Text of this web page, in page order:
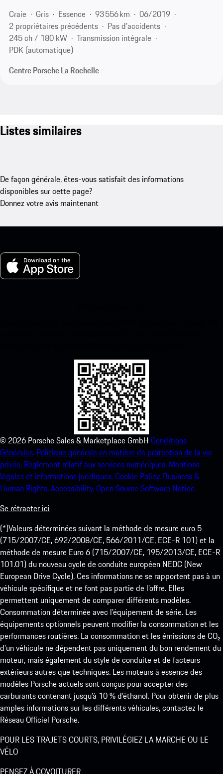
Craie
Gris Essence 93 556 km
06/2019
2 propriétaires précédents
Pas d'accidents
245 ch / 180 kW
Transmission intégrale
PDK (automatique)
Centre Porsche La Rochelle
Listes similaires
De façon générale, êtes-vous satisfait des informations
disponibles sur cette page?
Donnez votre avis maintenant
© 2026 Porsche Sales & Marketplace GmbH Conditions
Générales. Politique générale en matière de protection de la vie
privée. Règlement relatif aux services numériques. Mentions
légales et informations juridiques.Cookie Policy. Business &
Human Rights.Accessibility.Open Source Software Notice.
Se rétracter ici
(*)Valeurs déterminées suivant la méthode de mesure euro 5
(715/2007/CE, 692/2008/CE, 566/2011/CE, ECE-R 101) et la
méthode de mesure Euro 6 (715/2007/CE, 195/2013/CE, ECE-R
101.01) du nouveau cycle de conduite européen NEDC (New
European Drive Cycle). Ces informations ne se rapportent pas à un
véhicule spécifique et ne font pas partie de l’offre. Elles
permettent uniquement de comparer différents modèles.
Consommation déterminée avec l’équipement de série. Les
équipements optionnels peuvent modifier la consommation et les
performances routières. La consommation et les émissions de CO₂
d’un véhicule ne dépendent pas uniquement du bon rendement du
moteur, mais également du style de conduite et de facteurs
extérieurs autres que techniques. Les moteurs à essence des
modèles Porsche actuels sont conçus pour accepter des
carburants contenant jusqu’à 10 % d’éthanol. Pour obtenir de plus
amples informations sur les différents véhicules, contactez le
Réseau Officiel Porsche.
POUR LES TRAJETS COURTS, PRIVILÉGIEZ LA MARCHE OU LE
VÉLO
PENSEZ À COVOITURER